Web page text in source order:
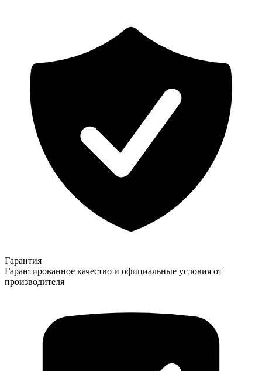
Гарантия
Гарантированное качество и официальные условия от
производителя